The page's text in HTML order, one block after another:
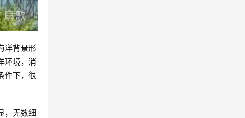
洋背景形
环境，消
件下，很
，无数细